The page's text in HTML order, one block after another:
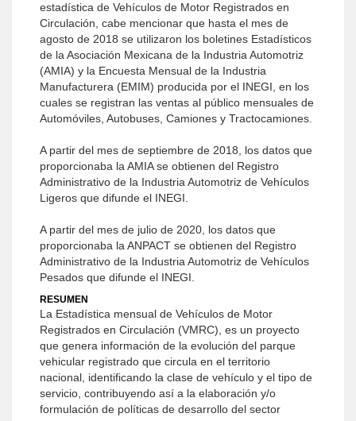
estadística de Vehículos de Motor Registrados en
Circulación, cabe mencionar que hasta el mes de
agosto de 2018 se utilizaron los boletines Estadísticos
de la Asociación Mexicana de la Industria Automotriz
(AMIA) y la Encuesta Mensual de la Industria
Manufacturera (EMIM) producida por el INEGI, en los
cuales se registran las ventas al público mensuales de
Automóviles, Autobuses, Camiones y Tractocamiones.
A partir del mes de septiembre de 2018, los datos que
proporcionaba la AMIA se obtienen del Registro
Administrativo de la Industria Automotriz de Vehículos
Ligeros que difunde el INEGI.
A partir del mes de julio de 2020, los datos que
proporcionaba la ANPACT se obtienen del Registro
Administrativo de la Industria Automotriz de Vehículos
Pesados que difunde el INEGI.
RESUMEN
La Estadística mensual de Vehículos de Motor
Registrados en Circulación (VMRC), es un proyecto
que genera información de la evolución del parque
vehicular registrado que circula en el territorio
nacional, identificando la clase de vehículo y el tipo de
servicio, contribuyendo así a la elaboración y/o
formulación de políticas de desarrollo del sector